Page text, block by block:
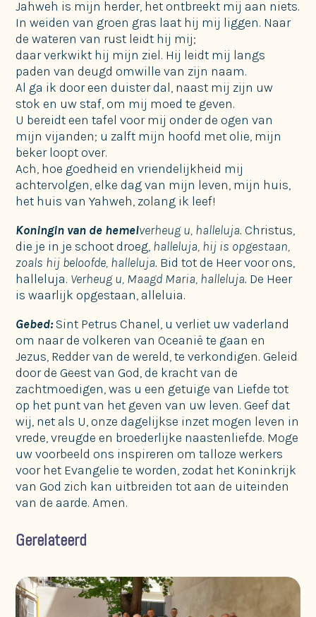
Jahweh is mijn herder, het ontbreekt mij aan niets.
In weiden van groen gras laat hij mij liggen. Naar
de wateren van rust leidt hij mij;
daar verkwikt hij mijn ziel. Hij leidt mij langs
paden van deugd omwille van zijn naam.
Al ga ik door een duister dal, naast mij zijn uw
stok en uw staf, om mij moed te geven.
U bereidt een tafel voor mij onder de ogen van
mijn vijanden; u zalft mijn hoofd met olie, mijn
beker loopt over.
Ach, hoe goedheid en vriendelijkheid mij
achtervolgen, elke dag van mijn leven, mijn huis,
het huis van Yahweh, zolang ik leef!
Koningin van de hemelverheug u, halleluja. Christus,
die je in je schoot droeg, halleluja, hij is opgestaan,
zoals hij beloofde, halleluja. Bid tot de Heer voor ons,
halleluja. Verheug u, Maagd Maria, halleluja. De Heer
is waarlijk opgestaan, alleluia.
Gebed:Sint Petrus Chanel, u verliet uw vaderland
om naar de volkeren van Oceanië te gaan en
Jezus, Redder van de wereld, te verkondigen. Geleid
door de Geest van God, de kracht van de
zachtmoedigen, was u een getuige van Liefde tot
op het punt van het geven van uw leven. Geef dat
wij, net als U, onze dagelijkse inzet mogen leven in
vrede, vreugde en broederlijke naastenliefde. Moge
uw voorbeeld ons inspireren om talloze werkers
voor het Evangelie te worden, zodat het Koninkrijk
van God zich kan uitbreiden tot aan de uiteinden
van de aarde. Amen.
Gerelateerd